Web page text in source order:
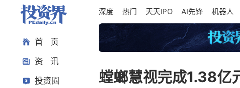
首 页
资 讯
投资圈
深度 热门 天天IPO AI先锋 机器人
螳螂慧视完成1.38亿